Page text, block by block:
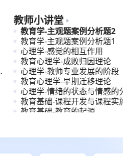
教师小讲堂
教育学-主观题案例分析题2
教育学-主观题案例分析题1
心理学-感觉的相互作用
教育心理学-成败归因理论
心理学-教师专业发展的阶段
教育心理学-早期迁移理论
心理学-情绪的状态与情感的
教育基础-课程开发与课程实
教育基础-教育的起源
教育基础-教师专业发展的内